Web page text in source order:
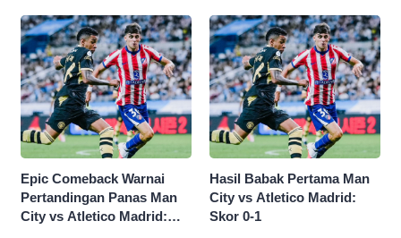
Epic Comeback Warnai
Pertandingan Panas Man
City vs Atletico Madrid:
Hasil Babak Pertama Man
City vs Atletico Madrid:
Skor 0-1